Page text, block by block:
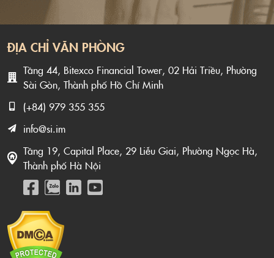
ĐỊA CHỈ VĂN PHÒNG
Tầng 44, Bitexco Financial Tower, 02 Hải Triều, Phường
Sài Gòn, Thành phố Hồ Chí Minh
(+84) 979 355 355
info@si.im
Tầng 19, Capital Place, 29 Liễu Giai, Phường Ngọc Hà,
Thành phố Hà Nội